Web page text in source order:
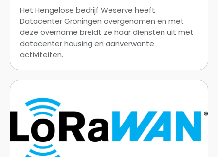
Het Hengelose bedrijf Weserve heeft
Datacenter Groningen overgenomen en met
deze overname breidt ze haar diensten uit met
datacenter housing en aanverwante
activiteiten.